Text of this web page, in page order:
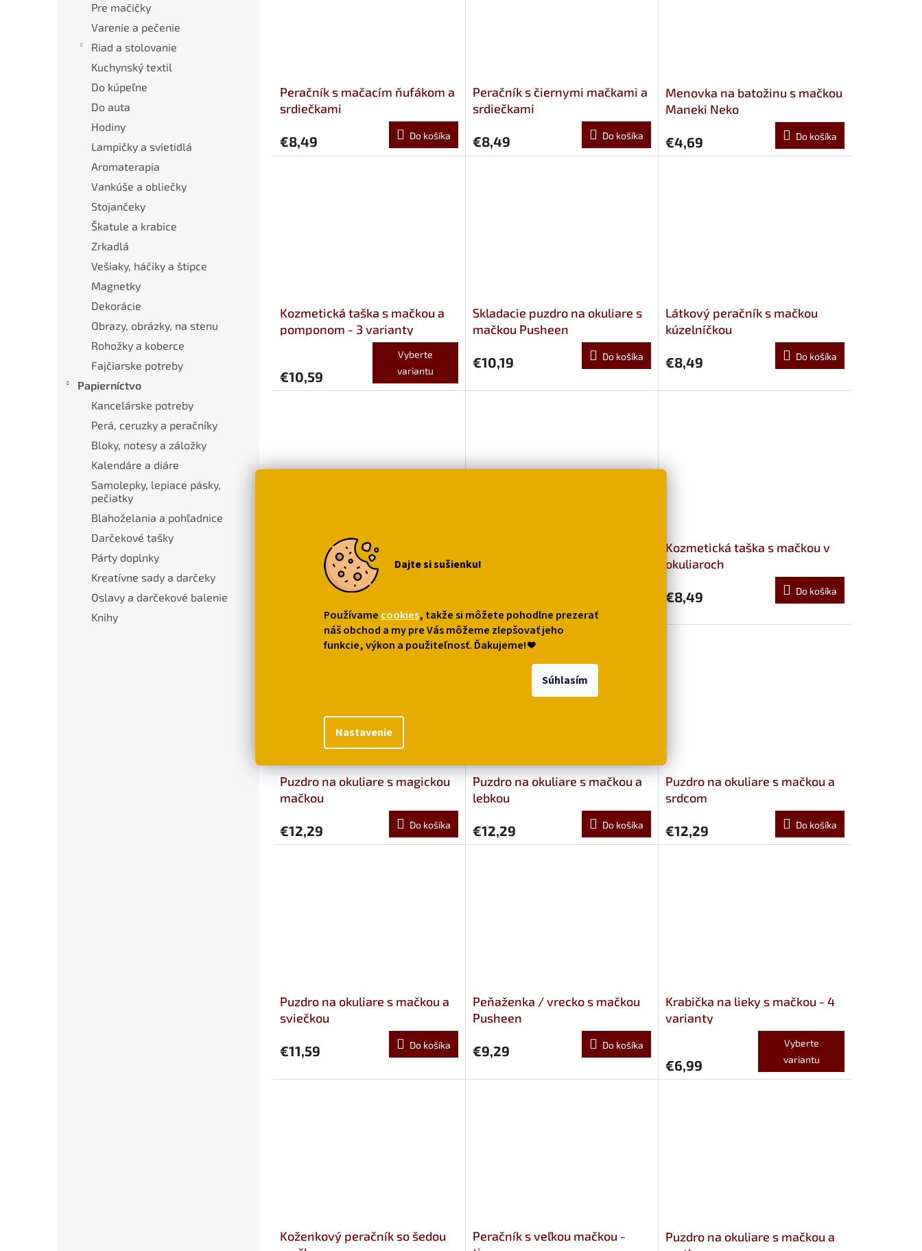
Dajte si sušienku!
Používame cookies, takže si môžete pohodlne prezerať
náš obchod a my pre Vás môžeme zlepšovať jeho
funkcie, výkon a použiteľnosť. Ďakujeme!❤
Nastavenie
Súhlasím
Pre mačičky
Varenie a pečenie
Riad a stolovanie
Kuchynský textil
Do kúpeľne
Do auta
Hodiny
Lampičky a svietidlá
Aromaterapia
Vankúše a obliečky
Stojančeky
Škatule a krabice
Zrkadlá
Vešiaky, háčiky a štipce
Magnetky
Dekorácie
Obrazy, obrázky, na stenu
Rohožky a koberce
Fajčiarske potreby
Papierníctvo
Kancelárske potreby
Perá, ceruzky a peračníky
Bloky, notesy a záložky
Kalendáre a diáre
Samolepky, lepiace pásky,
pečiatky
Blahoželania a pohľadnice
Darčekové tašky
Párty doplnky
Kreatívne sady a darčeky
Oslavy a darčekové balenie
Knihy
Peračník s mačacím ňufákom a
srdiečkami
€8,49 Do košíka
Peračník s čiernymi mačkami a
srdiečkami
€8,49 Do košíka
Menovka na batožinu s mačkou
Maneki Neko
€4,69 Do košíka
Kozmetická taška s mačkou a
pomponom - 3 varianty
€10,59
Vyberte
variantu
Skladacie puzdro na okuliare s
mačkou Pusheen
€10,19 Do košíka
Látkový peračník s mačkou
kúzelníčkou
€8,49 Do košíka
Látkový peračník s mačkou a
labkami - čierna, biela, ružová
mačkami
Kozmetická taška s mačkou v
okuliaroch
€8,49 Do košíka
Puzdro na okuliare s magickou
mačkou
€12,29 Do košíka
Puzdro na okuliare s mačkou a
lebkou
€12,29 Do košíka
Puzdro na okuliare s mačkou a
srdcom
€12,29 Do košíka
Puzdro na okuliare s mačkou a
sviečkou
€11,59 Do košíka
Peňaženka / vrecko s mačkou
Pusheen
€9,29 Do košíka
Krabička na lieky s mačkou - 4
varianty
€6,99
Vyberte
variantu
Koženkový peračník so šedou
Peračník s veľkou mačkou -
Puzdro na okuliare s mačkou a